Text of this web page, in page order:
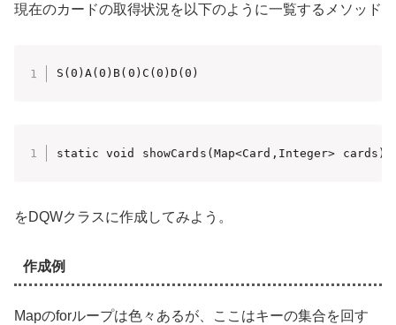
現在のカードの取得状況を以下のように一覧するメソッド
S(0)A(0)B(0)C(0)D(0)
static void showCards(Map<Card,Integer>
をDQWクラスに作成してみよう。
作成例
Mapのforループは色々あるが、ここはキーの集合を回す